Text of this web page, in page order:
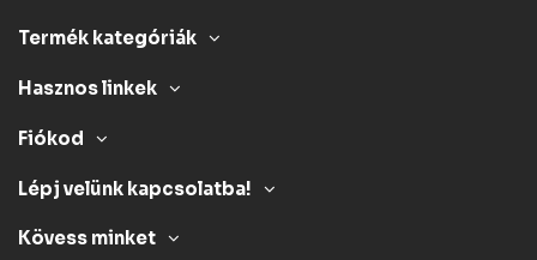
Termék kategóriák
Hasznos linkek
Fiókod
Lépj velünk kapcsolatba!
Kövess minket